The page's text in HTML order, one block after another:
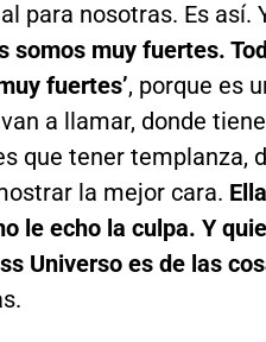
para nosotras. Es así.
somos muy fuertes.
fuertes’, porque es
a llamar, donde
que tener templanza,
la mejor cara.
le echo la culpa. Y
Universo es de las